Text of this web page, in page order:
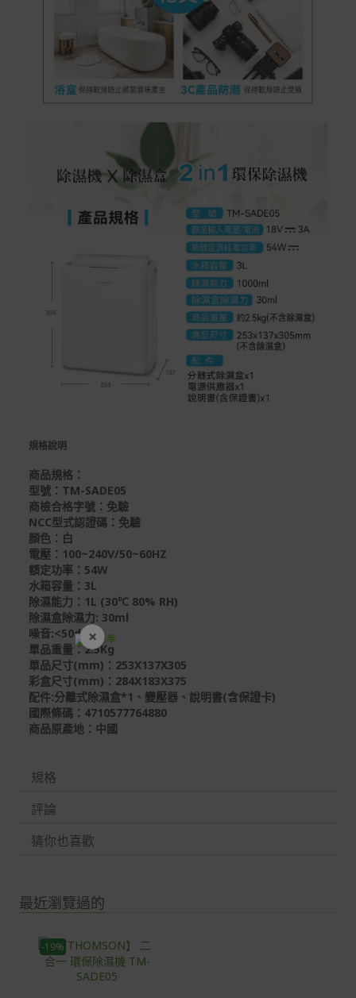
規格說明
商品規格：
型號：TM-SADE05
商檢合格字號：免驗
NCC型式認證碼：免驗
顏色：白
電壓：100~240V/50~60HZ
額定功率：54W
水箱容量：3L
除濕能力：1L (30℃ 80% RH)
除濕盒除濕力: 30ml
噪音:<50dB
單品重量：2.5Kg
單品尺寸(mm)：253X137X305
彩盒尺寸(mm)：284X183X375
配件:分離式除濕盒*1、變壓器、說明書(含保證卡)
國際條碼：4710577764880
商品原產地：中國
規格
評論
猜你也喜歡
最近瀏覽過的
-19%
× 開學裝備全面降價